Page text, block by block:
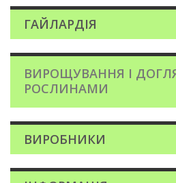
ГАЙЛАРДІЯ
ВИРОЩУВАННЯ І
РОСЛИНАМИ
ВИРОБНИКИ